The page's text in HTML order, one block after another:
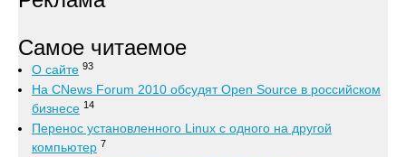
Самое читаемое
О сайте 93
На CNews Forum 2010 обсудят Open Source в российском
бизнесе 14
Перенос установленного Linux с одного на другой
компьютер 7